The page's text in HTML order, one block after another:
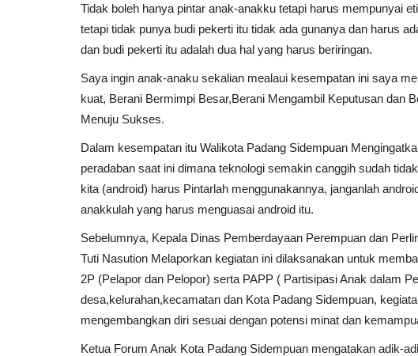
Tidak boleh hanya pintar anak-anakku tetapi harus mempunyai
tetapi tidak punya budi pekerti itu tidak ada gunanya dan harus
dan budi pekerti itu adalah dua hal yang harus beriringan.
Saya ingin anak-anaku sekalian mealaui kesempatan ini saya
kuat, Berani Bermimpi Besar,Berani Mengambil Keputusan dan
Menuju Sukses.
Dalam kesempatan itu Walikota Padang Sidempuan
peradaban saat ini dimana teknologi semakin canggih sudah
kita (android) harus Pintarlah menggunakannya, janganlah
anakkulah yang harus menguasai android itu.
Sebelumnya, Kepala Dinas Pemberdayaan Perempuan dan
Tuti Nasution Melaporkan kegiatan ini dilaksanakan untuk
2P (Pelapor dan Pelopor) serta PAPP ( Partisipasi Anak dalam
desa,kelurahan,kecamatan dan Kota Padang Sidempuan,
mengembangkan diri sesuai dengan potensi minat dan
Ketua Forum Anak Kota Padang Sidempuan mengatakan adik-